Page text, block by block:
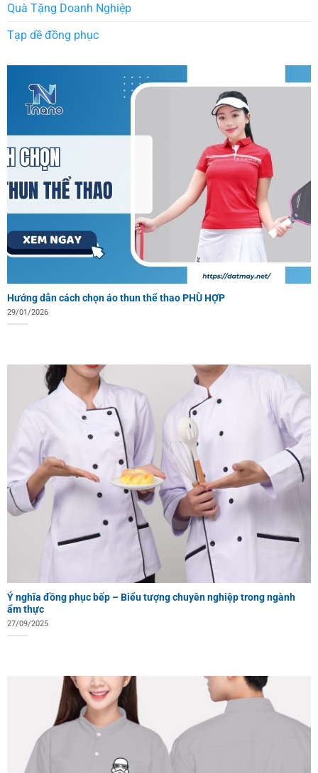
Quà Tặng Doanh Nghiệp
Tạp dề đồng phục
Hướng dẫn cách chọn áo thun thể thao PHÙ HỢP
29/01/2026
Ý nghĩa đồng phục bếp – Biểu tượng chuyên nghiệp trong ngành
ẩm thực
27/09/2025